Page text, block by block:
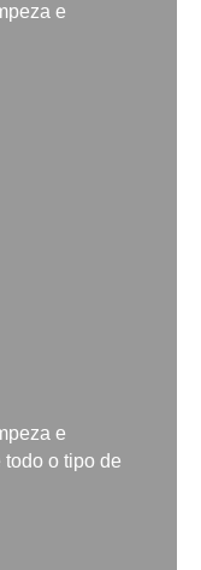
e
e
o tipo de